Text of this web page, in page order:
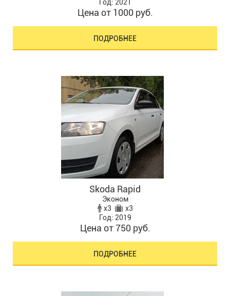
Год: 2021
Цена от 1000 руб.
ПОДРОБНЕЕ
Skoda Rapid
Эконом
x3
x3
Год: 2019
Цена от 750 руб.
ПОДРОБНЕЕ